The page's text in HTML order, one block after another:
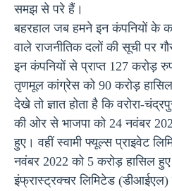
समझ से परे हैं।
बहरहाल जब हमने इन कंपनियों के
वाले राजनीतिक दलों की सूची पर
इन कंपनियों से प्राप्त 127 करोड़
तृणमूल कांग्रेस को 90 करोड़
देखे तो ज्ञात होता है कि वरोरा-
की ओर से भाजपा को 24 नवंबर
हुए। वहीं स्वामीफ्यूल्सप्राइवेट
नवंबर 2022 को 5 करोड़ हासिल
इंफ्रास्ट्रक्चर लिमिटेड